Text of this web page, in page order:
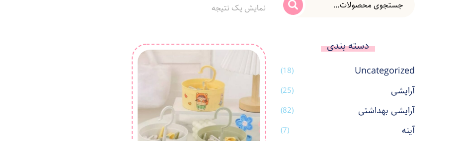
نمایش یک نتیجه
دسته بندی
Uncategorized
(18)
آرایشی (25)
آرایشی بهداشتی (82)
آینه (7)